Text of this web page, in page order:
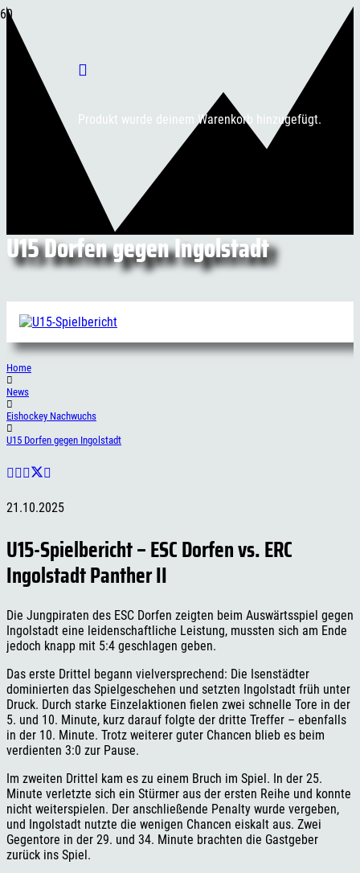
Produkt wurde deinem Warenkorb hinzugefügt.
U15 Dorfen gegen Ingolstadt
Home
News
Eishockey Nachwuchs
U15 Dorfen gegen Ingolstadt
21.10.2025
U15-Spielbericht – ESC Dorfen vs. ERC
Ingolstadt Panther II
Die Jungpiraten des ESC Dorfen zeigten beim Auswärtsspiel gegen
Ingolstadt eine leidenschaftliche Leistung, mussten sich am Ende
jedoch knapp mit 5:4 geschlagen geben.
Das erste Drittel begann vielversprechend: Die Isenstädter
dominierten das Spielgeschehen und setzten Ingolstadt früh unter
Druck. Durch starke Einzelaktionen fielen zwei schnelle Tore in der
5. und 10. Minute, kurz darauf folgte der dritte Treffer – ebenfalls
in der 10. Minute. Trotz weiterer guter Chancen blieb es beim
verdienten 3:0 zur Pause.
Im zweiten Drittel kam es zu einem Bruch im Spiel. In der 25.
Minute verletzte sich ein Stürmer aus der ersten Reihe und konnte
nicht weiterspielen. Der anschließende Penalty wurde vergeben,
und Ingolstadt nutzte die wenigen Chancen eiskalt aus. Zwei
Gegentore in der 29. und 34. Minute brachten die Gastgeber
zurück ins Spiel.